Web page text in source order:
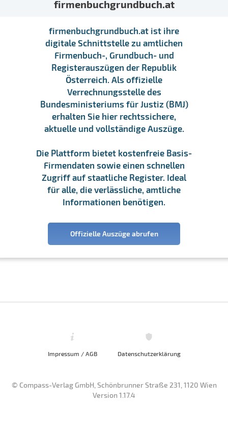
firmenbuchgrundbuch.at
firmenbuchgrundbuch.at ist ihre
digitale Schnittstelle zu amtlichen
Firmenbuch-, Grundbuch- und
Registerauszügen der Republik
Österreich. Als offizielle
Verrechnungsstelle des
Bundesministeriums für Justiz (BMJ)
erhalten Sie hier rechtssichere,
aktuelle und vollständige Auszüge.
Die Plattform bietet kostenfreie Basis-
Firmendaten sowie einen schnellen
Zugriff auf staatliche Register. Ideal
für alle, die verlässliche, amtliche
Informationen benötigen.
Offizielle Auszüge abrufen
Impressum / AGB Datenschutzerklärung
© Compass-Verlag GmbH, Schönbrunner Straße 231, 1120 Wien
Version 1.17.4